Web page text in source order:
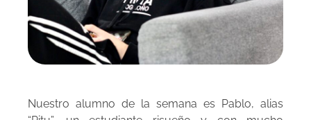
Nuestro alumno de la semana es Pablo, alias